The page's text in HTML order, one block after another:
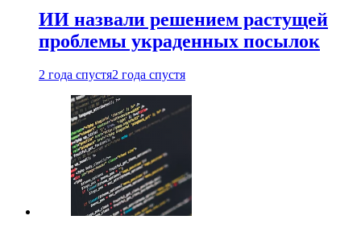
ИИ назвали решением растущей
проблемы украденных посылок
2 года спустя2 года спустя